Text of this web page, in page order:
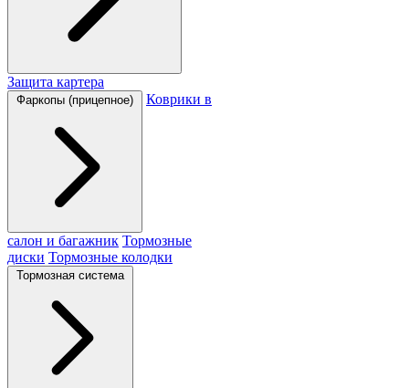
Защита картера
Фаркопы (прицепное) Коврики в
салон и багажник Тормозные
диски Тормозные колодки
Тормозная система